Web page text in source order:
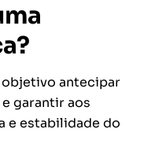
antecipar
garantir aos
e estabilidade do